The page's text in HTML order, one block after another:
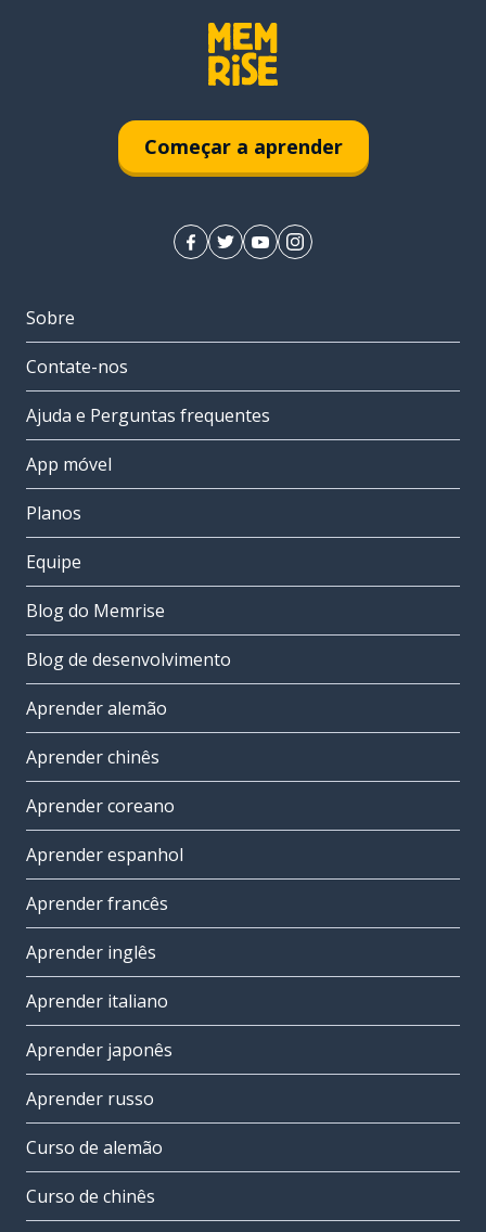
Começar a aprender
Sobre
Contate-nos
Ajuda e Perguntas frequentes
App móvel
Planos
Equipe
Blog do Memrise
Blog de desenvolvimento
Aprender alemão
Aprender chinês
Aprender coreano
Aprender espanhol
Aprender francês
Aprender inglês
Aprender italiano
Aprender japonês
Aprender russo
Curso de alemão
Curso de chinês